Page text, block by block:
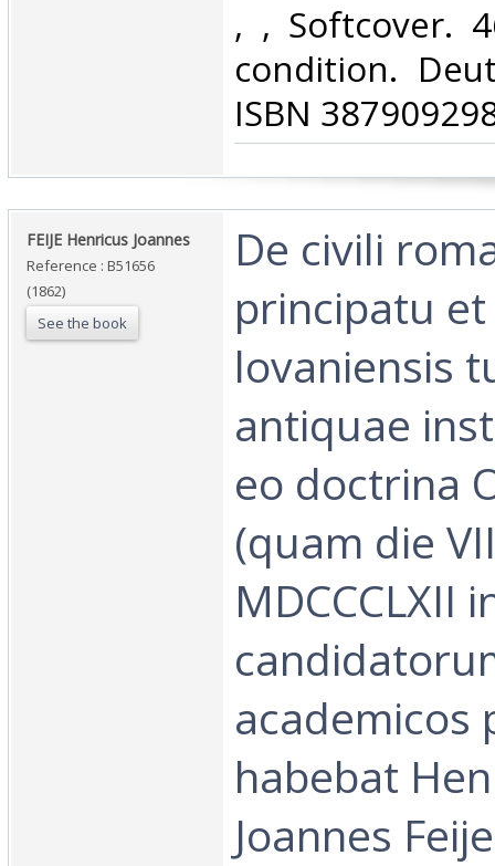
‎, , Softcover.
condition.
ISBN
‎FEIJE Henricus Joannes‎
Reference : B51656
(1862)
See the book
‎De civili
principatu
lovaniensis
antiquae
eo doctrina
(quam die
MDCCCLXII
academicos
habebat
Joannes